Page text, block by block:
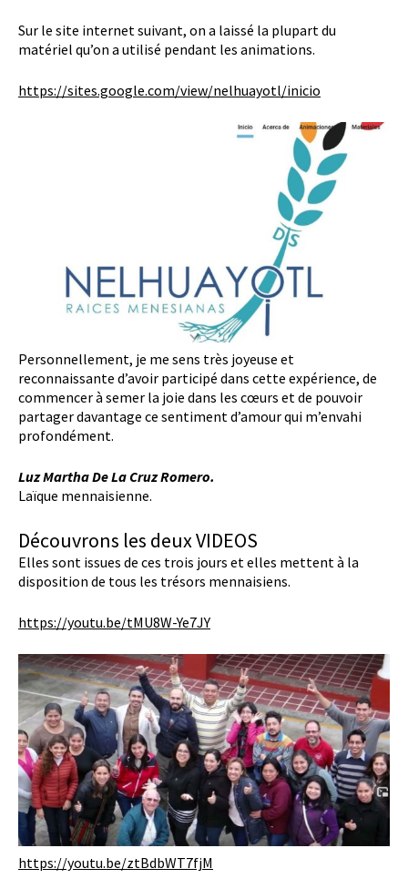
Sur le site internet suivant, on a laissé la plupart du
matériel qu’on a utilisé pendant les animations.
https://sites.google.com/view/nelhuayotl/inicio
Personnellement, je me sens très joyeuse et
reconnaissante d’avoir participé dans cette expérience, de
commencer à semer la joie dans les cœurs et de pouvoir
partager davantage ce sentiment d’amour qui m’envahi
profondément.
Luz Martha De La Cruz Romero.
Laïque mennaisienne.
Découvrons les deux VIDEOS
Elles sont issues de ces trois jours et elles mettent à la
disposition de tous les trésors mennaisiens.
https://youtu.be/tMU8W-Ye7JY
https://youtu.be/ztBdbWT7fjM